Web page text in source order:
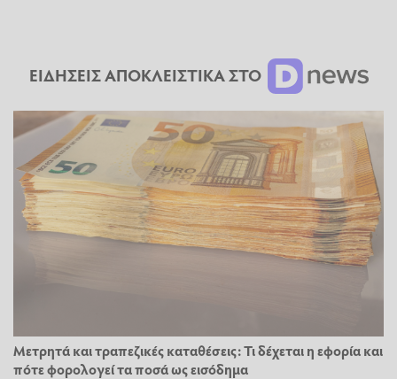
ΕΙΔΗΣΕΙΣ ΑΠΟΚΛΕΙΣΤΙΚΑ ΣΤΟ
Μετρητά και τραπεζικές καταθέσεις: Τι δέχεται η εφορία και
πότε φορολογεί τα ποσά ως εισόδημα